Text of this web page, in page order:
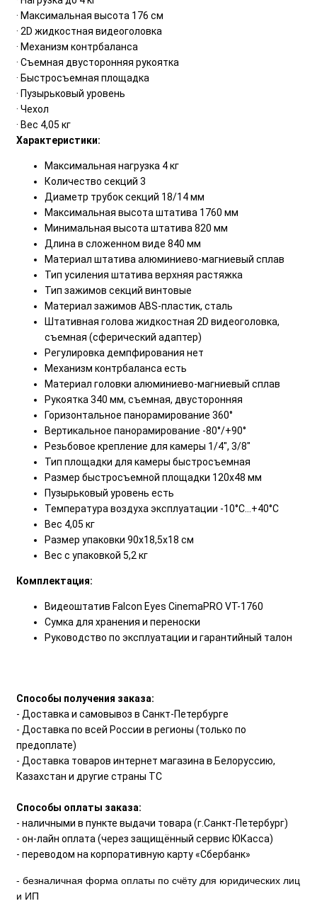
· Максимальная высота 176 см
· 2D жидкостная видеоголовка
· Механизм контрбаланса
· Съемная двусторонняя рукоятка
· Быстросъемная площадка
· Пузырьковый уровень
· Чехол
· Вес 4,05 кг
Характеристики:
Максимальная нагрузка 4 кг
Количество секций 3
Диаметр трубок секций 18/14 мм
Максимальная высота штатива 1760 мм
Минимальная высота штатива 820 мм
Длина в сложенном виде 840 мм
Материал штатива алюминиево-магниевый сплав
Тип усиления штатива верхняя растяжка
Тип зажимов секций винтовые
Материал зажимов ABS-пластик, сталь
Штативная голова жидкостная 2D видеоголовка,
съемная (сферический адаптер)
Регулировка демпфирования нет
Механизм контрбаланса есть
Материал головки алюминиево-магниевый сплав
Рукоятка 340 мм, съемная, двусторонняя
Горизонтальное панорамирование 360°
Вертикальное панорамирование -80°/+90°
Резьбовое крепление для камеры 1/4", 3/8"
Тип площадки для камеры быстросъемная
Размер быстросъемной площадки 120х48 мм
Пузырьковый уровень есть
Температура воздуха эксплуатации -10°С...+40°С
Вес 4,05 кг
Размер упаковки 90х18,5х18 см
Вес с упаковкой 5,2 кг
Комплектация:
Видеоштатив Falcon Eyes CinemaPRO VT-1760
Сумка для хранения и переноски
Руководство по эксплуатации и гарантийный талон
Способы получения заказа:
- Доставка и самовывоз в Санкт-Петербурге
- Доставка по всей России в регионы (только по
предоплате)
- Доставка товаров интернет магазина в Белоруссию,
Казахстан и другие страны ТС
Способы оплаты заказа:
- наличными в пункте выдачи товара (г.Санкт-Петербург)
- он-лайн оплата (через защищённый сервис ЮКасса)
- переводом на корпоративную карту «Сбербанк»
- безналичная форма оплаты по счёту для юридических лиц
и ИП